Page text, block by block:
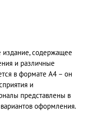
издание, содержащее
и различные
в формате А4 – он
и
представлены в
оформления.